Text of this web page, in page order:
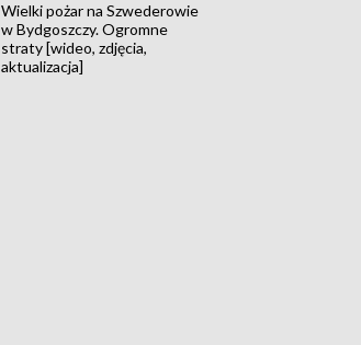
Wielki pożar na Szwederowie
w Bydgoszczy. Ogromne
straty [wideo, zdjęcia,
aktualizacja]